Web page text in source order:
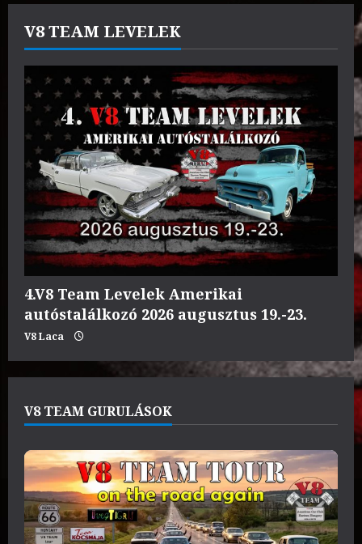
V8 TEAM LEVELEK
4.V8 Team Levelek Amerikai
autóstalálkozó 2026 augusztus 19.-23.
V8 Laca
V8 TEAM GURULÁSOK